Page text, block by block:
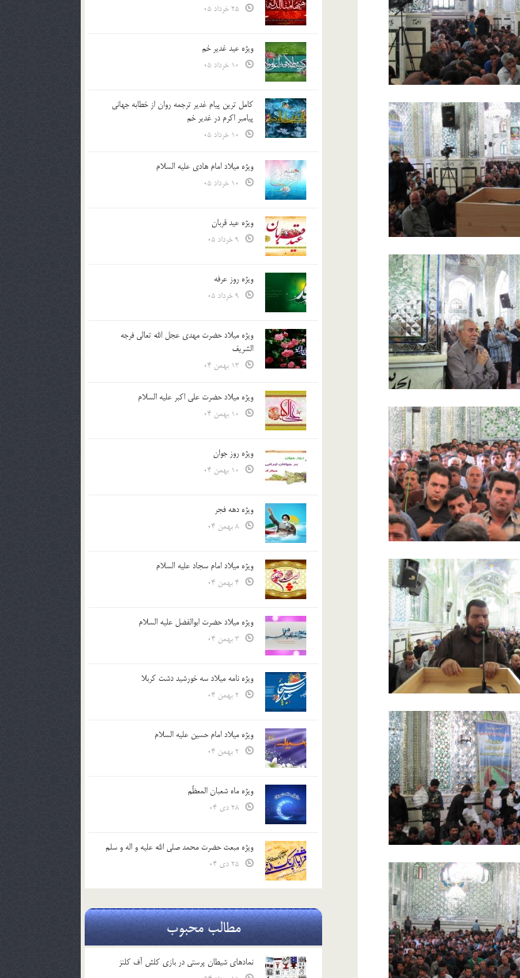
ویژه عید غدیر خم
کامل ترین پیام غدیر ترجمه روان از خطابه جهانی
پیامبر اکرم در غدیر خم
ویژه میلاد امام هادی علیه السلام
ویژه عید قربان
ویژه روز عرفه
ویژه میلاد حضرت مهدی عجل الله تعالی فرجه
الشريف
ویژه میلاد حضرت علی اکبر علیه السلام
ویژه روز جوان
ویژه دهه فجر
ویژه میلاد امام سجاد علیه السلام
ویژه میلاد حضرت ابوالفضل علیه السلام
ویژه نامه میلاد سه خورشید دشت کربلا
ویژه میلاد امام حسین علیه السلام
ویژه ماه شعبان المعظّم
ویژه مبعث حضرت محمد صلی الله علیه و اله و سلم
مطالب محبوب
نمادهای شیطان پرستی در بازی کلش آف کلنز